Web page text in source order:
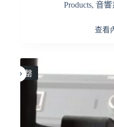
Products,音響
查看
售罄